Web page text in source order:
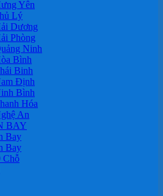
Yên
Lý
Dương
Phòng
Ninh
Bình
Binh
Định
Bình
Hóa
An
BAY
Bay
Bay
Chỗ